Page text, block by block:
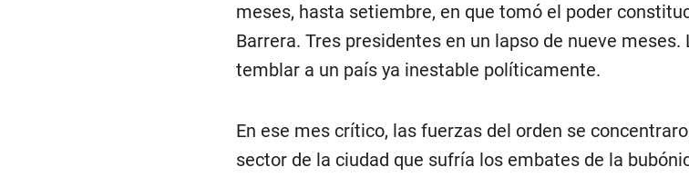
meses, hasta setiembre, en que tomó el poder
Barrera. Tres presidentes en un lapso de nueve
temblar a un país ya inestable políticamente.
En ese mes crítico, las fuerzas del orden se
sector de la ciudad que sufría los embates de la